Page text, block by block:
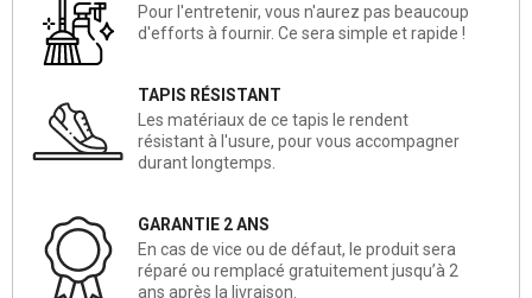
Pour l'entretenir, vous n'aurez pas beaucoup
d'efforts à fournir. Ce sera simple et rapide !
TAPIS RÉSISTANT
Les matériaux de ce tapis le rendent
résistant à l'usure, pour vous accompagner
durant longtemps.
GARANTIE 2 ANS
En cas de vice ou de défaut, le produit sera
réparé ou remplacé gratuitement jusqu’à 2
ans après la livraison.